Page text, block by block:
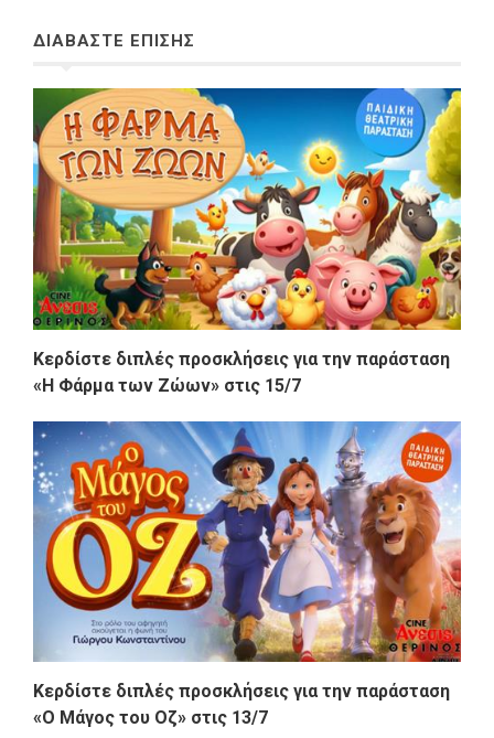
ΔΙΑΒΑΣΤΕ ΕΠΙΣΗΣ
Κερδίστε διπλές προσκλήσεις για την παράσταση
«Η Φάρμα των Ζώων» στις 15/7
Κερδίστε διπλές προσκλήσεις για την παράσταση
«Ο Μάγος του Οζ» στις 13/7